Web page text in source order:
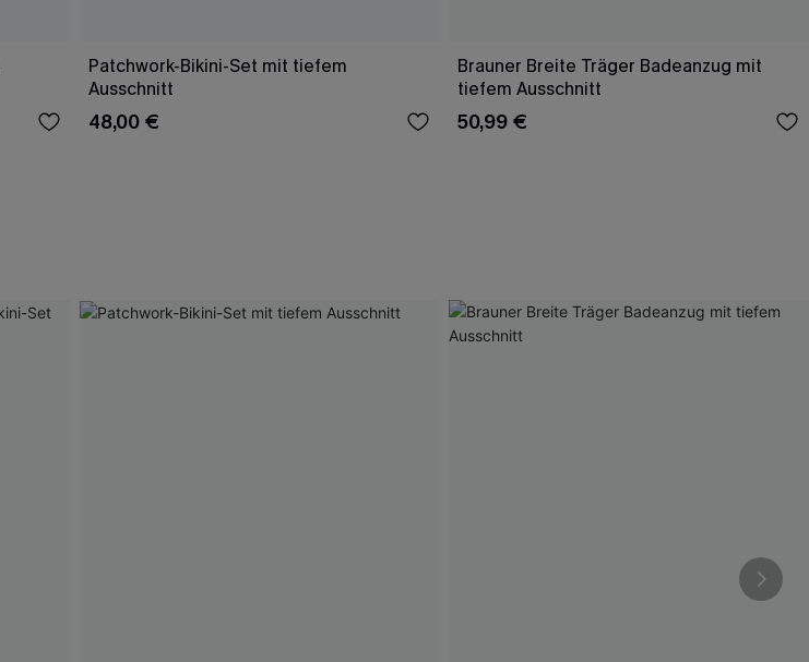
Patchwork-Bikini-Set mit tiefem
Ausschnitt
48,00 €
Brauner Breite Träger Badeanzug mit
tiefem Ausschnitt
50,99 €